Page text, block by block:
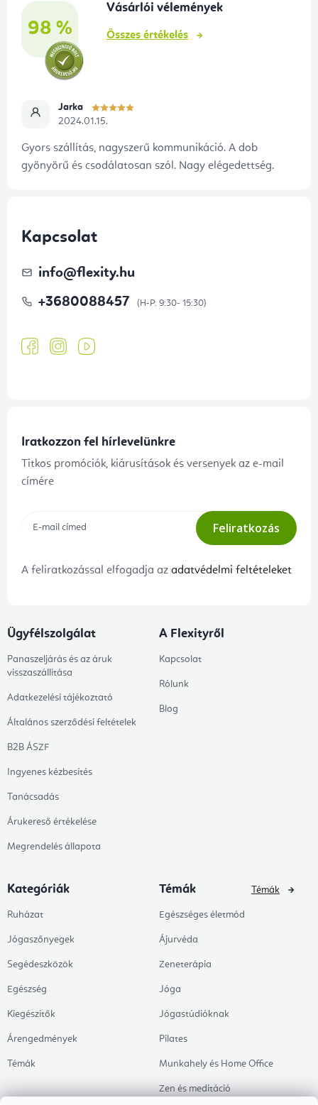
e
m
98 %
Vásárlói vélemények
Összes értékelés
Jarka
2024.01.15.
Gyors szállítás, nagyszerű kommunikáció. A dob
gyönyörű és csodálatosan szól. Nagy elégedettség.
Kapcsolat
info@flexity.hu
+3680088457
Iratkozzon fel hírlevelünkre
Titkos promóciók, kiárusítások és versenyek az e-mail
címére
Feliratkozás
A feliratkozással elfogadja az adatvédelmi feltételeket
Ügyfélszolgálat
Panaszeljárás és az áruk
visszaszállítása
Adatkezelési tájékoztató
Általános szerződési feltételek
B2B ÁSZF
Ingyenes kézbesítés
Tanácsadás
Árukereső értékelése
Megrendelés állapota
A Flexityről
Kapcsolat
Rólunk
Blog
Kategóriák
Ruházat
Jógaszőnyegek
Segédeszközök
Egészség
Kiegészítők
Árengedmények
Témák
Témák
Egészséges életmód
Ájurvéda
Zeneterápia
Jóga
Jógastúdióknak
Pilates
Munkahely és Home Office
Zen és meditáció
Témák